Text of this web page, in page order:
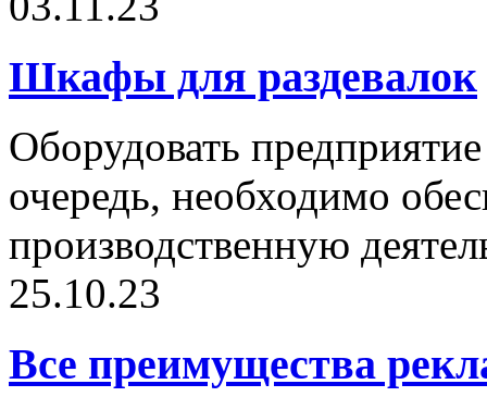
Шкафы для раздевалок
Оборудовать
очередь, необходимо
производственную
25.10.23
Все преимущества